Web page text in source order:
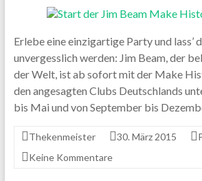
Erlebe eine einzigartige Party und lass’
unvergesslich werden: Jim Beam, der
der Welt, ist ab sofort mit der Make
den angesagten Clubs Deutschlands
bis Mai und von September bis
Thekenmeister 30. März 2015
Keine Kommentare